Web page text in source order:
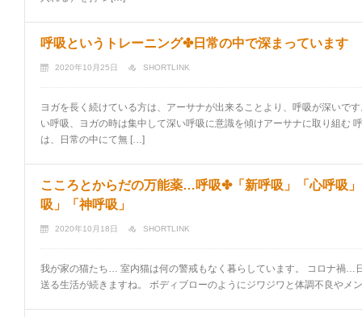
呼吸というトレーニング✤日常の中で深まっています
2020年10月25日 SHORTLINK
ヨガを長く続けている方は、アーサナが出来ることより、呼吸が深いで
い呼吸、ヨガの時は集中して深い呼吸に意識を傾けアーサナに取り組む
は、日常の中にて無 […]
こころとからだの万能薬…呼吸✤「新呼吸」「心呼吸
吸」「神呼吸」
2020年10月18日 SHORTLINK
我が家の猫たち… 室内猫は何の警戒もなく暮らしています。 コロナ禍…
送る生活が続きますね。 ボディブローのようにジワジワと体調不良やメ